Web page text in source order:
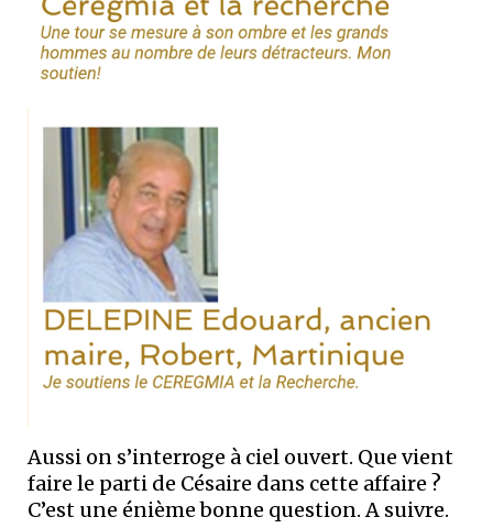
Aussi on s’interroge à ciel ouvert. Que vient
faire le parti de Césaire dans cette affaire ?
C’est une énième bonne question. A suivre.